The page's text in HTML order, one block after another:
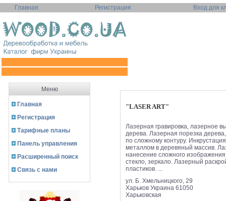
Главная Регистрация Вход для
Меню
Главная
Регистрация
Тарифные планы
Панель управления
Расширенный поиск
Связь с нами
"LASER ART"
Лазерная гравировка, лазерное
дерева. Лазерная порезка
по сложному контуру.
металлом в деревяный массив.
нанесение сложного
стекло, зеркало. Лазерный
пластиков. ...
ул. Б. Хмельницкого, 29
Харьков Украина 61050
Харьковская